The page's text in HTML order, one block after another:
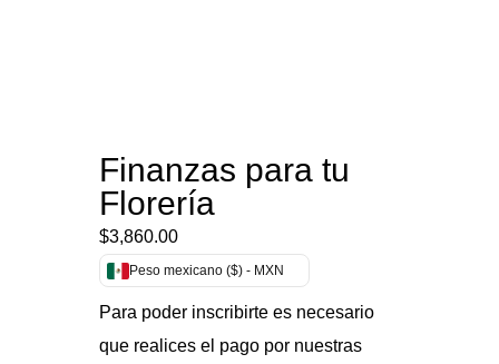
Finanzas para tu
Florería
$3,860.00
Peso mexicano ($) - MXN
Para poder inscribirte es necesario
que realices el pago por nuestras